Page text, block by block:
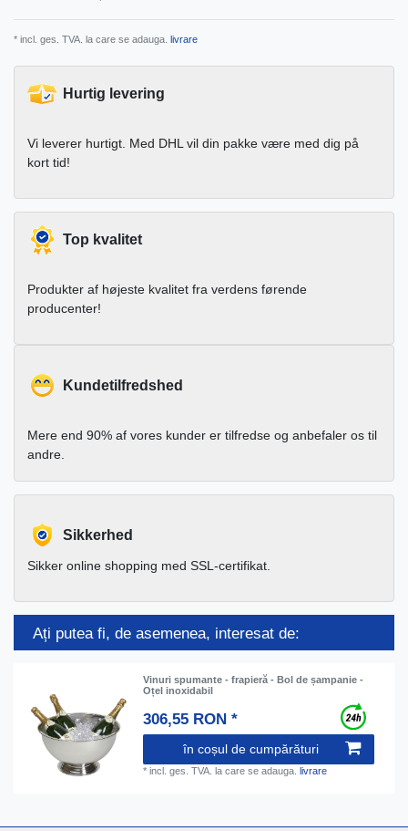
* incl. ges. TVA. la care se adauga. livrare
Hurtig levering
Vi leverer hurtigt. Med DHL vil din pakke være med dig på
kort tid!
Top kvalitet
Produkter af højeste kvalitet fra verdens førende
producenter!
Kundetilfredshed
Mere end 90% af vores kunder er tilfredse og anbefaler os til
andre.
Sikkerhed
Sikker online shopping med SSL-certifikat.
Ați putea fi, de asemenea, interesat de:
Vinuri spumante - frapieră - Bol de șampanie -
Oțel inoxidabil
306,55 RON *
în coșul de cumpărături
*incl. ges. TVA. la care se adauga. livrare